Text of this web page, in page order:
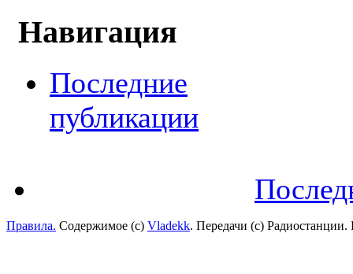
Навигация
Последние
публикации
Правила. Содержимое (с) Vladekk. Передачи (с)